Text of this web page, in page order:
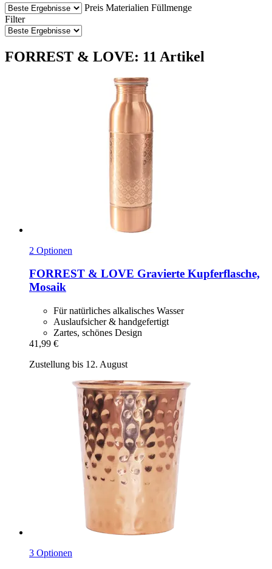
Preis Materialien Füllmenge
Filter
FORREST & LOVE: 11 Artikel
2 Optionen
FORREST & LOVE Gravierte Kupferflasche,
Mosaik
Für natürliches alkalisches Wasser
Auslaufsicher & handgefertigt
Zartes, schönes Design
41,99 €
Zustellung bis 12. August
3 Optionen